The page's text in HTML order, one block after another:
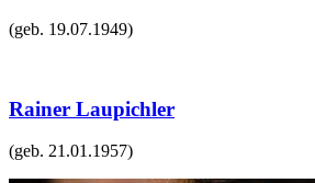
(geb. 19.07.1949)
Rainer Laupichler
(geb. 21.01.1957)